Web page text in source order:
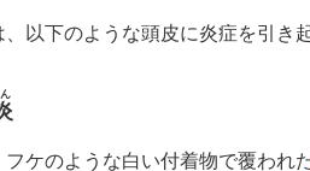
以下のような頭皮に炎症を引き
ケのような白い付着物で覆われ